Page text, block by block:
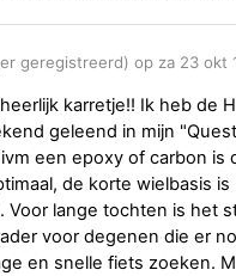
geregistreerd) op za 23 okt
karretje!! Ik heb de
geleend in mijn
een epoxy of carbon is
de korte wielbasis
Voor lange tochten is het
voor degenen die er
en snelle fiets zoeken.